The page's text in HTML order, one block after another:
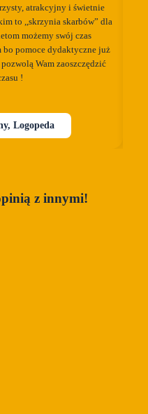
atrakcyjny i świetnie
to ,,skrzynia skarbów” dla
możemy swój czas
bo pomoce dydaktyczne już
Wam zaoszczędzić
!
Logopeda
z innymi!